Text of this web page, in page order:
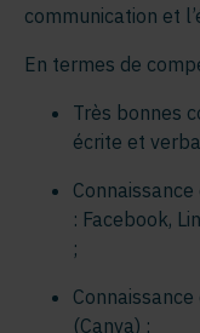
communication et
En termes de
Très bonnes
écrite et
: Facebook,
;
(Canva) ;